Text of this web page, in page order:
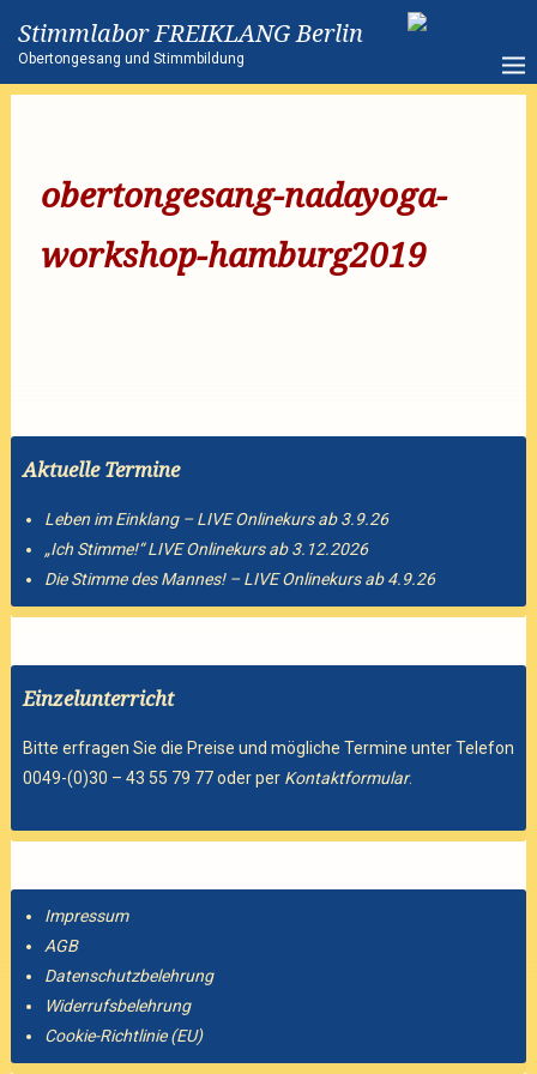
Stimmlabor FREIKLANG Berlin
Obertongesang und Stimmbildung
obertongesang-nadayoga-
workshop-hamburg2019
Aktuelle Termine
Leben im Einklang – LIVE Onlinekurs ab 3.9.26
„Ich Stimme!“ LIVE Onlinekurs ab 3.12.2026
Die Stimme des Mannes! – LIVE Onlinekurs ab 4.9.26
Einzelunterricht
Bitte erfragen Sie die Preise und mögliche Termine unter Telefon
0049-(0)30 – 43 55 79 77 oder per Kontaktformular.
Impressum
AGB
Datenschutzbelehrung
Widerrufsbelehrung
Cookie-Richtlinie (EU)